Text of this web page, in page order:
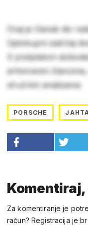
Ovaj je članak dio
Cjelokupni sadržaj
S pretplatom
arhiviranim
stručnim analizama.
PORSCHE
Komentiraj,
Za komentiranje je
račun? Registracija je